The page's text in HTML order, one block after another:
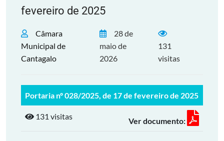
fevereiro de 2025
Câmara
Municipal de
Cantagalo
28 de
maio de
2026
131
visitas
Portaria nº 028/2025, de 17 de fevereiro de 2025
131 visitas Ver documento: